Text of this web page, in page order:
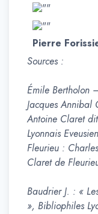
Pierre
Sources :
Émile Bertholon
Jacques
Antoine Claret
Lyonnais
Fleurieu :
Claret de
Baudrier J. : «
», Bibliophiles